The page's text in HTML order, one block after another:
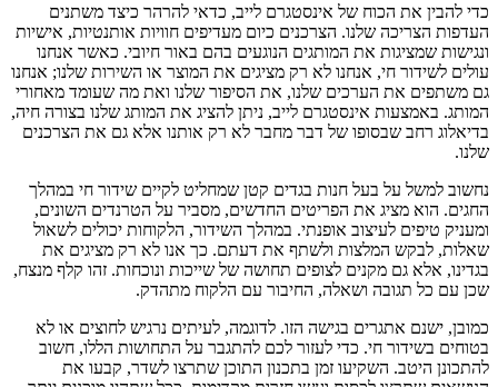
כדי להבין את הכוח של אינסטגרם לייב, כדאי להרהר כיצד משתנים
העדפות הצריכה שלנו. הצרכנים כיום מעדיפים חוויות אותנטיות, אישיות
ונגישות שמציגות את המותגים הנוגעים בהם באור חיובי. כאשר אנחנו
עולים לשידור חי, אנחנו לא רק מציגים את המוצר או השירות שלנו; אנחנו
גם משתפים את הערכים שלנו, את הסיפור שלנו ואת מה שעומד מאחורי
המותג. באמצעות אינסטגרם לייב, ניתן להציג את המותג שלנו בצורה חיה,
בדיאלוג רחב שבסופו של דבר מחבר לא רק אותנו אלא גם את הצרכנים
שלנו.
נחשוב למשל על בעל חנות בגדים קטן שמחליט לקיים שידור חי במהלך
החגים. הוא מציג את הפריטים החדשים, מסביר על הטרנדים השונים,
ומעניק טיפים לעיצוב אופנתי. במהלך השידור, הלקוחות יכולים לשאול
שאלות, לבקש המלצות ולשתף את דעתם. כך אנו לא רק מציגים את
בגדינו, אלא גם מקנים לצופים תחושה של שייכות ונוכחות. זהו קלף מנצח,
שכן עם כל תגובה ושאלה, החיבור עם הלקוח מתהדק.
כמובן, ישנם אתגרים בגישה הזו. לדוגמה, לעיתים נרגיש לחוצים או לא
בטוחים בשידור חי. כדי לעזור לכם להתגבר על התחושות הללו, חשוב
להתכונן היטב. השקיעו זמן בתכנון התוכן שתרצו לשדר, קבעו את